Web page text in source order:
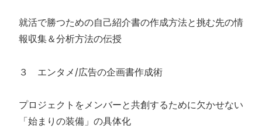
就活で勝つための自己紹介書の作成方法と挑む先の情
報収集＆分析方法の伝授
３ エンタメ/広告の企画書作成術
プロジェクトをメンバーと共創するために欠かせない
「始まりの装備」の具体化